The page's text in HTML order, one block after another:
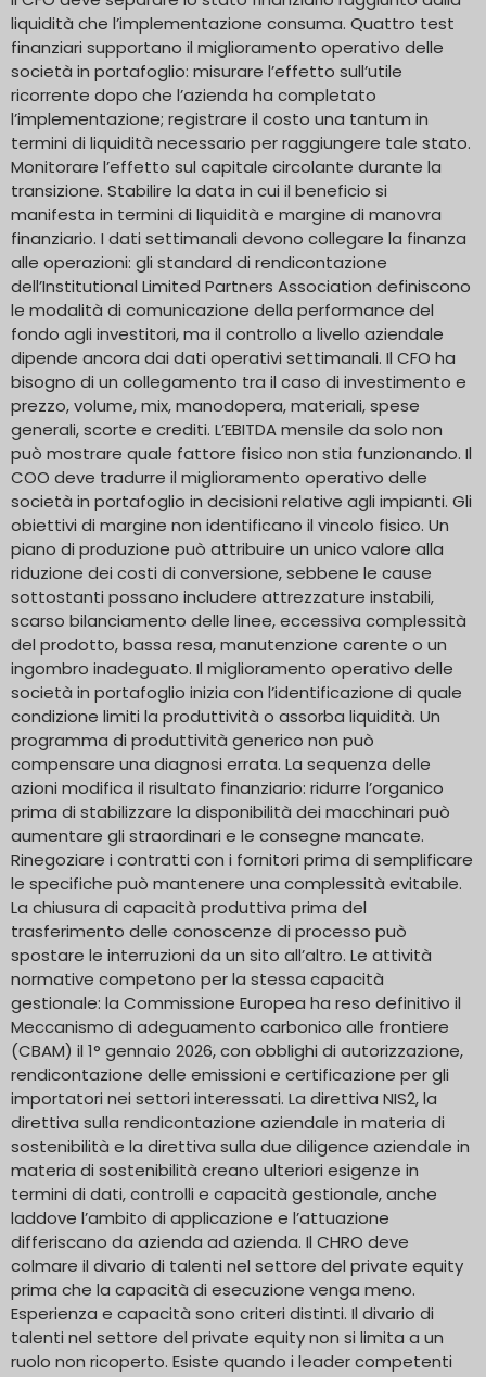
liquidità che l’implementazione consuma. Quattro test
finanziari supportano il miglioramento operativo delle
società in portafoglio: misurare l’effetto sull’utile
ricorrente dopo che l’azienda ha completato
l’implementazione; registrare il costo una tantum in
termini di liquidità necessario per raggiungere tale stato.
Monitorare l’effetto sul capitale circolante durante la
transizione. Stabilire la data in cui il beneficio si
manifesta in termini di liquidità e margine di manovra
finanziario. I dati settimanali devono collegare la finanza
alle operazioni: gli standard di rendicontazione
dell’Institutional Limited Partners Association definiscono
le modalità di comunicazione della performance del
fondo agli investitori, ma il controllo a livello aziendale
dipende ancora dai dati operativi settimanali. Il CFO ha
bisogno di un collegamento tra il caso di investimento e
prezzo, volume, mix, manodopera, materiali, spese
generali, scorte e crediti. L’EBITDA mensile da solo non
può mostrare quale fattore fisico non stia funzionando. Il
COO deve tradurre il miglioramento operativo delle
società in portafoglio in decisioni relative agli impianti. Gli
obiettivi di margine non identificano il vincolo fisico. Un
piano di produzione può attribuire un unico valore alla
riduzione dei costi di conversione, sebbene le cause
sottostanti possano includere attrezzature instabili,
scarso bilanciamento delle linee, eccessiva complessità
del prodotto, bassa resa, manutenzione carente o un
ingombro inadeguato. Il miglioramento operativo delle
società in portafoglio inizia con l’identificazione di quale
condizione limiti la produttività o assorba liquidità. Un
programma di produttività generico non può
compensare una diagnosi errata. La sequenza delle
azioni modifica il risultato finanziario: ridurre l’organico
prima di stabilizzare la disponibilità dei macchinari può
aumentare gli straordinari e le consegne mancate.
Rinegoziare i contratti con i fornitori prima di semplificare
le specifiche può mantenere una complessità evitabile.
La chiusura di capacità produttiva prima del
trasferimento delle conoscenze di processo può
spostare le interruzioni da un sito all’altro. Le attività
normative competono per la stessa capacità
gestionale: la Commissione Europea ha reso definitivo il
Meccanismo di adeguamento carbonico alle frontiere
(CBAM) il 1° gennaio 2026, con obblighi di autorizzazione,
rendicontazione delle emissioni e certificazione per gli
importatori nei settori interessati. La direttiva NIS2, la
direttiva sulla rendicontazione aziendale in materia di
sostenibilità e la direttiva sulla due diligence aziendale in
materia di sostenibilità creano ulteriori esigenze in
termini di dati, controlli e capacità gestionale, anche
laddove l’ambito di applicazione e l’attuazione
differiscano da azienda ad azienda. Il CHRO deve
colmare il divario di talenti nel settore del private equity
prima che la capacità di esecuzione venga meno.
Esperienza e capacità sono criteri distinti. Il divario di
talenti nel settore del private equity non si limita a un
ruolo non ricoperto. Esiste quando i leader competenti